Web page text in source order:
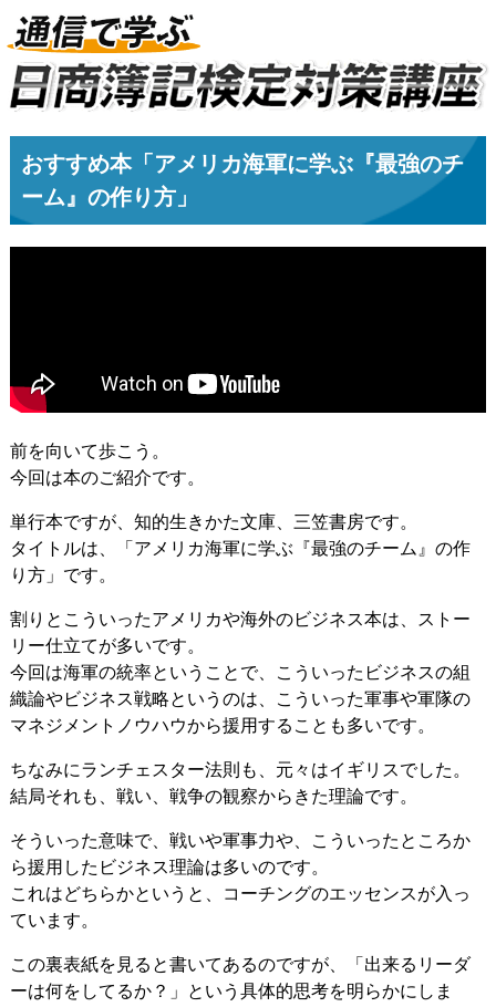
おすすめ本「アメリカ海軍に学ぶ『最強のチ
ーム』の作り方」
前を向いて歩こう。
今回は本のご紹介です。
単行本ですが、知的生きかた文庫、三笠書房です。
タイトルは、「アメリカ海軍に学ぶ『最強のチーム』の作
り方」です。
割りとこういったアメリカや海外のビジネス本は、ストー
リー仕立てが多いです。
今回は海軍の統率ということで、こういったビジネスの組
織論やビジネス戦略というのは、こういった軍事や軍隊の
マネジメントノウハウから援用することも多いです。
ちなみにランチェスター法則も、元々はイギリスでした。
結局それも、戦い、戦争の観察からきた理論です。
そういった意味で、戦いや軍事力や、こういったところか
ら援用したビジネス理論は多いのです。
これはどちらかというと、コーチングのエッセンスが入っ
ています。
この裏表紙を見ると書いてあるのですが、「出来るリーダ
ーは何をしてるか？」という具体的思考を明らかにしま